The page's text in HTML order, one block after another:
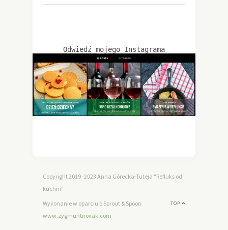
Odwiedź mojego Instagrama
Copyright 2019 -2023 Anna Górecka-Tuteja "Refluks od
kuchni"
TOP
Wykonanie w oparciu o Sprout & Spoon
www.zygmuntnovak.com